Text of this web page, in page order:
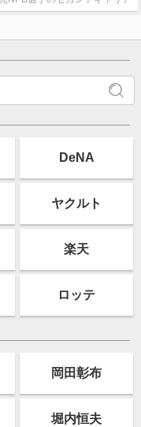
DeNA
ヤクルト
楽天
ロッテ
岡田彰布
堀内恒夫